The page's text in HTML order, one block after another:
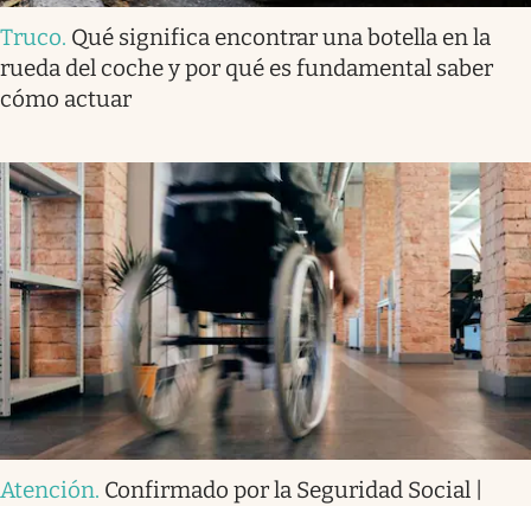
Truco. Qué significa encontrar una botella en la
rueda del coche y por qué es fundamental saber
cómo actuar
Atención. Confirmado por la Seguridad Social |